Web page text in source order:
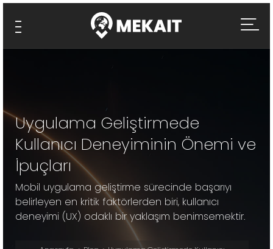
Uygulama Geliştirmede
Kullanıcı Deneyiminin Önemi ve
İpuçları
Mobil uygulama geliştirme sürecinde başarıyı
belirleyen en kritik faktörlerden biri, kullanıcı
deneyimi (UX) odaklı bir yaklaşım benimsemektir.